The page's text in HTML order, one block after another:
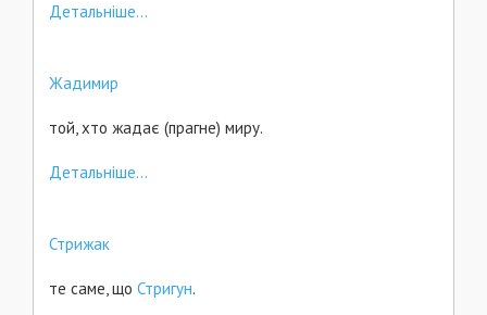
Детальніше...
Жадимир
той, хто жадає (прагне) миру.
Детальніше...
Стрижак
те саме, що Стригун.